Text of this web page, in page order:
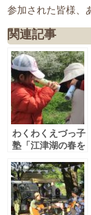
参加された皆様、
関連記事
わくわくえづっ子
塾「江津湖の春を